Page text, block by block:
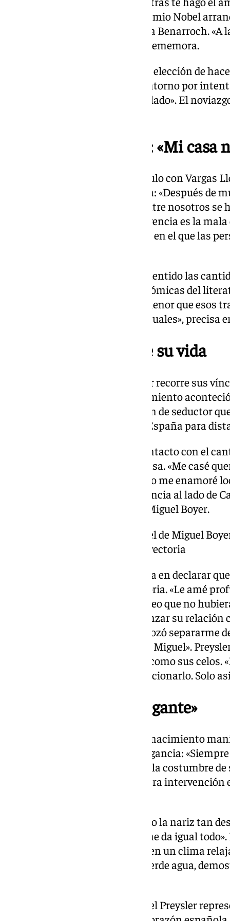
autobiografía, el idilio con el Premio Nobel
domicilio de la diseñadora Elena Benarroch. «A
el ascensor. Ahí empezó todo», rememora.
La empresaria ha justificado su elección de
respuesta a «el empeño de su entorno por
que Mario fue desgraciado a mi lado». El
El final de la historia: «Mi casa
Acerca del desenlace de su vínculo con Vargas
Isabel ha sido directa en su obra: «Después de
sido muy felices, la situación entre nosotros se
verdad hace imposible la convivencia es la
educado. Mi casa no es un hotel en el que las
Por otra parte, Preysler ha desmentido las
presuntas contribuciones económicas del
aportación fue infinitamente menor que esos
inventados, 80.000 euros mensuales», precisa
Los otros hombres de su vida
En las páginas del libro, Preysler recorre sus
relevantes. Su primer enamoramiento
años, un hombre con reputación de seductor
razón por la cual la enviaron a España para
Una vez en Madrid, entró en contacto con el
experimentó una historia intensa. «Me casé
cierto que con el paso del tiempo me enamoré
separarse, recompuso su existencia al lado de
más tarde junto al exministro Miguel Boyer.
Declara abiertamente que el de Miguel
más importante» de su trayectoria
Respecto a este último, no vacila en declarar
más importante» de su trayectoria. «Le amé
ocasión pensé en separarme, creo que no
Dejar a Carlos Falcó para comenzar su
episodio complicado: «Me destrozó separarme
porque me había enamorado de Miguel».
aspectos privados sobre Boyer, como sus celos.
acudiera al psiquiatra para solucionarlo. Solo
«No me considero elegante»
En sus memorias, la filipina de nacimiento
considerada un referente de elegancia:
me considero elegante ni tengo la costumbre
confiesa que se realizó su primera
Con franqueza, reconoce: «Tengo la nariz tan
médicos y operaciones que ya me da igual
verdadera historia’ transcurrió en un clima
un elegante traje de chaqueta verde agua,
Nacida en Manila en 1950, Isabel Preysler